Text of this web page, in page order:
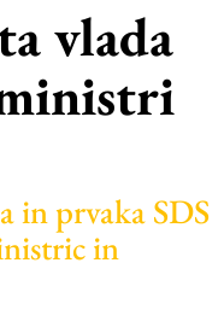
vlada
ministri
in prvaka SDS
in